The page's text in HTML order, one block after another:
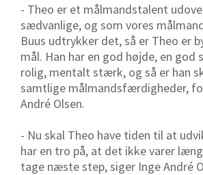
- Theo er et målmandstalent
sædvanlige, og som vores
Buus udtrykker det, så er Theo er
mål. Han har en god højde, en god
rolig, mentalt stærk, og så er han
samtlige målmandsfærdigheder,
André Olsen.
- Nu skal Theo have tiden til at
har en tro på, at det ikke varer
tage næste step, siger Inge André